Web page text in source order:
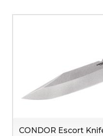
CONDOR Escort